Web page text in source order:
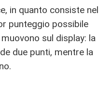
in quanto consiste nel
punteggio possibile
sul display: la
due punti, mentre la